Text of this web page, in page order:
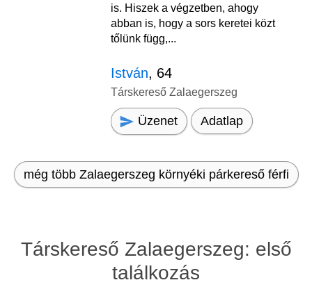
is. Hiszek a végzetben, ahogy
abban is, hogy a sors keretei közt
tőlünk függ,...
István, 64
Társkereső Zalaegerszeg
Üzenet Adatlap
még több Zalaegerszeg környéki párkereső férfi
Társkereső Zalaegerszeg: első
találkozás